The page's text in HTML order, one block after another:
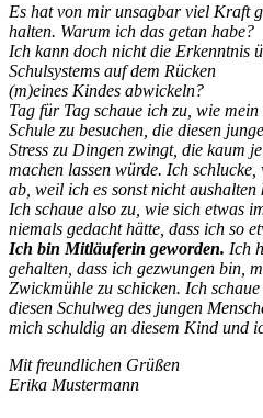
Es hat von mir unsagbar viel Kraft
halten. Warum ich das getan habe?
Ich kann doch nicht die Erkenntnis
Schulsystems auf dem Rücken
(m)eines Kindes abwickeln?
Tag für Tag schaue ich zu, wie
Schule zu besuchen, die diesen
Stress zu Dingen zwingt, die kaum
machen lassen würde. Ich
ab, weil ich es sonst nicht aushalten
Ich schaue also zu, wie sich etwas
niemals gedacht hätte, dass ich so
Ich bin Mitläuferin geworden. Ich
gehalten, dass ich gezwungen bin,
Zwickmühle zu schicken. Ich
diesen Schulweg des jungen
mich schuldig an diesem Kind und
Mit freundlichen Grüßen
Erika Mustermann